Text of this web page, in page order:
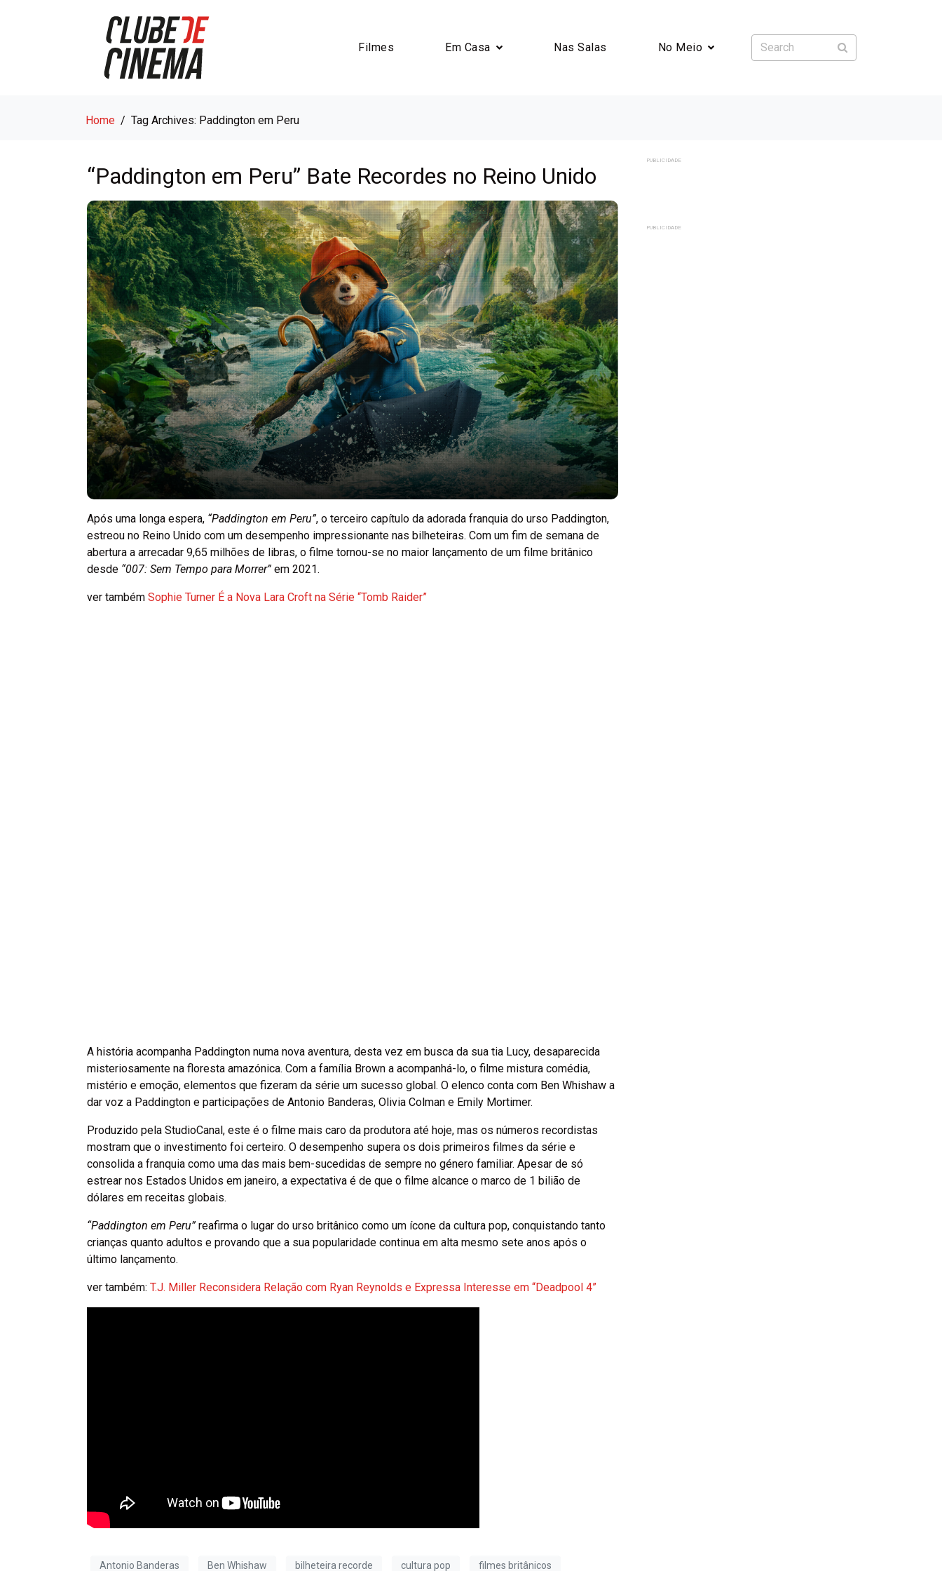
Filmes Em Casa Nas Salas No Meio
Home Tag Archives: Paddington em Peru
“Paddington em Peru” Bate Recordes no Reino Unido
Após uma longa espera, “Paddington em Peru”, o terceiro capítulo da adorada franquia do urso Paddington,
estreou no Reino Unido com um desempenho impressionante nas bilheteiras. Com um fim de semana de
abertura a arrecadar 9,65 milhões de libras, o filme tornou-se no maior lançamento de um filme britânico
desde “007: Sem Tempo para Morrer” em 2021.
ver também Sophie Turner É a Nova Lara Croft na Série “Tomb Raider”
A história acompanha Paddington numa nova aventura, desta vez em busca da sua tia Lucy, desaparecida
misteriosamente na floresta amazónica. Com a família Brown a acompanhá-lo, o filme mistura comédia,
mistério e emoção, elementos que fizeram da série um sucesso global. O elenco conta com Ben Whishaw a
dar voz a Paddington e participações de Antonio Banderas, Olivia Colman e Emily Mortimer.
Produzido pela StudioCanal, este é o filme mais caro da produtora até hoje, mas os números recordistas
mostram que o investimento foi certeiro. O desempenho supera os dois primeiros filmes da série e
consolida a franquia como uma das mais bem-sucedidas de sempre no género familiar. Apesar de só
estrear nos Estados Unidos em janeiro, a expectativa é de que o filme alcance o marco de 1 bilião de
dólares em receitas globais.
“Paddington em Peru” reafirma o lugar do urso britânico como um ícone da cultura pop, conquistando tanto
crianças quanto adultos e provando que a sua popularidade continua em alta mesmo sete anos após o
último lançamento.
ver também: T.J. Miller Reconsidera Relação com Ryan Reynolds e Expressa Interesse em “Deadpool 4”
Antonio Banderas Ben Whishaw bilheteira recorde cultura pop filmes britânicos
PUBLICIDADE
PUBLICIDADE